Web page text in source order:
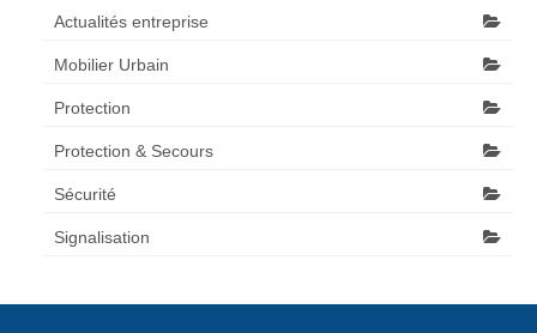
Actualités entreprise
Mobilier Urbain
Protection
Protection & Secours
Sécurité
Signalisation